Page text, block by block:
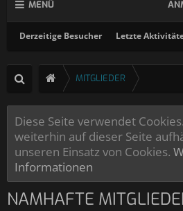
MENÜ
Derzeitige Besucher Letzte
MITGLIEDER
Diese Seite verwendet
weiterhin auf dieser Seite
unseren Einsatz von Cookies.
Informationen
NAMHAFTE